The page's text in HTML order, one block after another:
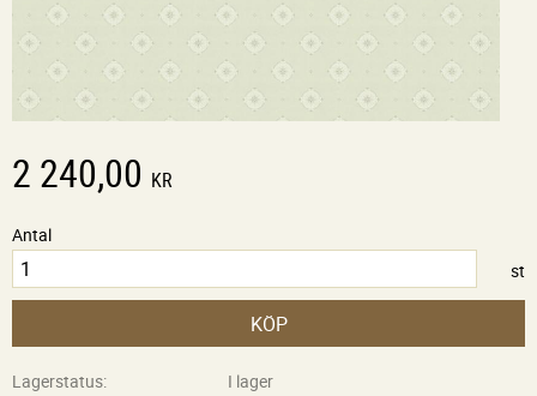
2 240,00 KR
Antal
st
KÖP
Lagerstatus
I lager